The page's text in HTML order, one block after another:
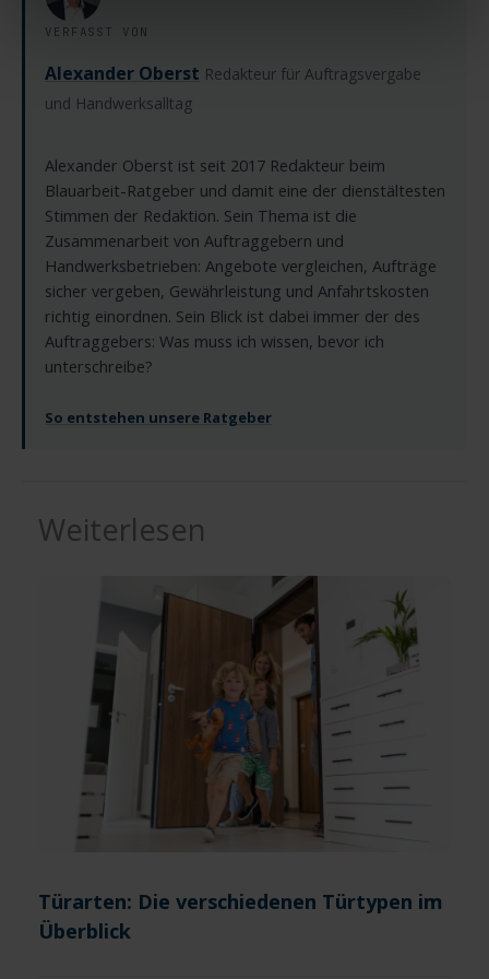
Sind Sie über 16? Dann willigen Sie mit „Annehmen“ in
VERFASST VON
Alexander Oberst Redakteur für Auftragsvergabe
und Handwerksalltag
Alexander Oberst ist seit 2017 Redakteur beim
Blauarbeit-Ratgeber und damit eine der dienstältesten
Stimmen der Redaktion. Sein Thema ist die
Zusammenarbeit von Auftraggebern und
Handwerksbetrieben: Angebote vergleichen, Aufträge
sicher vergeben, Gewährleistung und Anfahrtskosten
richtig einordnen. Sein Blick ist dabei immer der des
Auftraggebers: Was muss ich wissen, bevor ich
unterschreibe?
So entstehen unsere Ratgeber
Weiterlesen
Türarten: Die verschiedenen Türtypen im
Überblick